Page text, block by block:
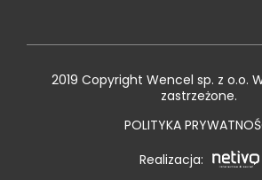
2019 Copyright Wencel sp. z o.o.
zastrzeżone.
POLITYKA
Realizacja: